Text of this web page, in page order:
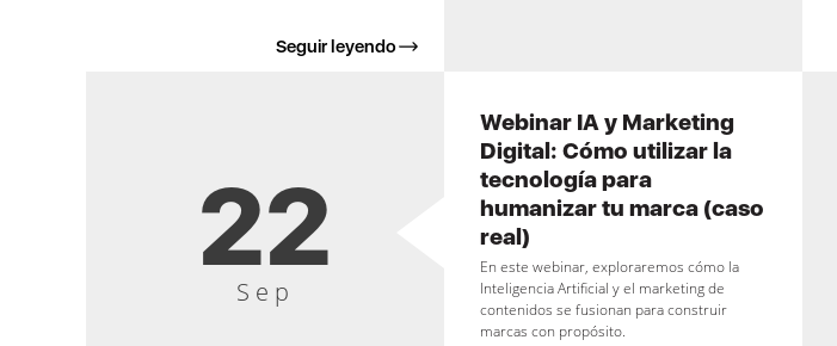
Seguir leyendo
22
Sep
Webinar IA y Marketing
Digital: Cómo utilizar la
tecnología para
humanizar tu marca (caso
real)
En este webinar, exploraremos cómo la
Inteligencia Artificial y el marketing de
contenidos se fusionan para construir
marcas con propósito.